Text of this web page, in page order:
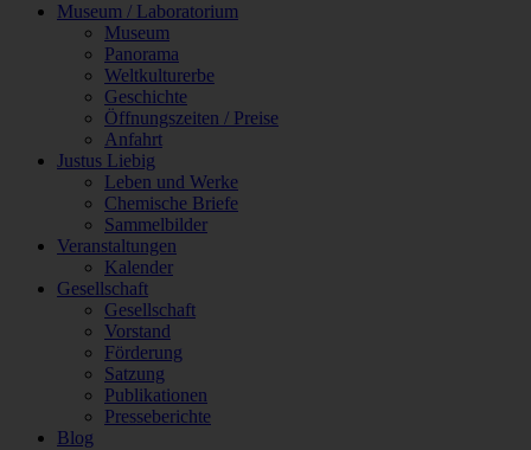
Museum / Laboratorium
Museum
Panorama
Weltkulturerbe
Geschichte
Öffnungszeiten / Preise
Anfahrt
Justus Liebig
Leben und Werke
Chemische Briefe
Sammelbilder
Veranstaltungen
Kalender
Gesellschaft
Gesellschaft
Vorstand
Förderung
Satzung
Publikationen
Presseberichte
Blog